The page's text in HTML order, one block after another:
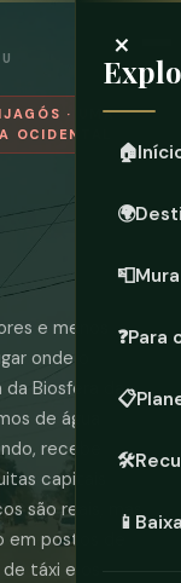
×
🏠
🌍
📮
❓Para
📋
🛠️
📱
· UMA
OCIDENTAL
e menos
onde o
da Biosfera da
de água
recebe
capitais
são reais, mas
postos de
táxi e os